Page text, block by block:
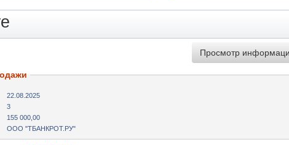
22.08.2025
3
155 000,00
ООО "ТБАНКРОТ.РУ"